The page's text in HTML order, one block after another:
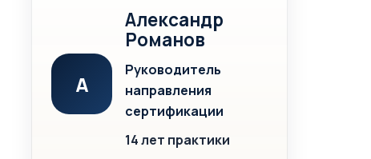
А
Александр
Романов
Руководитель
направления
сертификации
14 лет практики